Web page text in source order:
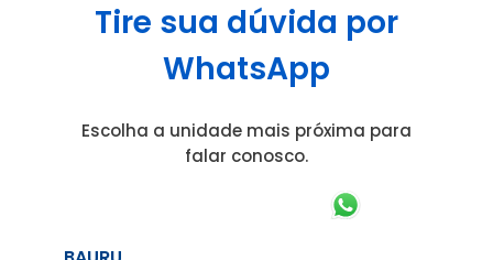
Tire sua dúvida por
WhatsApp
Escolha a unidade mais próxima para
falar conosco.